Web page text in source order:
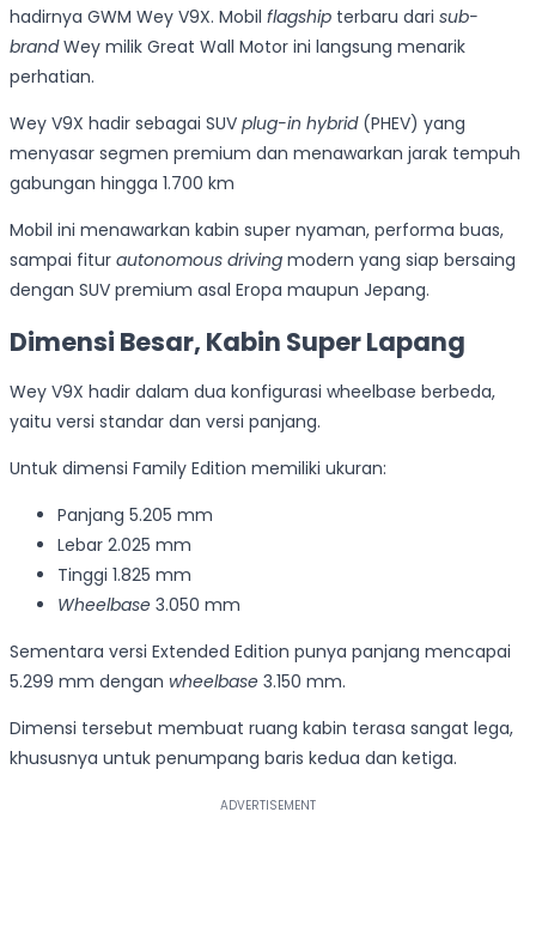
hadirnya GWM Wey V9X. Mobil flagship terbaru dari sub-
brandWey milik Great Wall Motor ini langsung menarik
perhatian.
Wey V9X hadir sebagai SUV plug-in hybrid (PHEV) yang
menyasar segmen premium dan menawarkan jarak tempuh
gabungan hingga 1.700 km
Mobil ini menawarkan kabin super nyaman, performa buas,
sampai fitur autonomous driving modern yang siap bersaing
dengan SUV premium asal Eropa maupun Jepang.
Dimensi Besar, Kabin Super Lapang
Wey V9X hadir dalam dua konfigurasi wheelbase berbeda,
yaitu versi standar dan versi panjang.
Untuk dimensi Family Edition memiliki ukuran:
Panjang 5.205 mm
Lebar 2.025 mm
Tinggi 1.825 mm
Wheelbase 3.050 mm
Sementara versi Extended Edition punya panjang mencapai
5.299 mm dengan wheelbase 3.150 mm.
Dimensi tersebut membuat ruang kabin terasa sangat lega,
khususnya untuk penumpang baris kedua dan ketiga.